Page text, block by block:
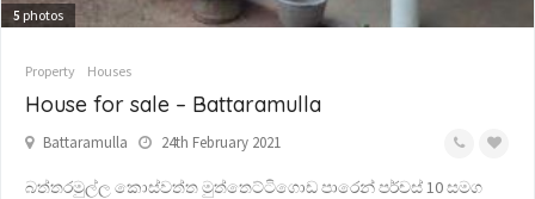
5 photos
Property Houses
House for sale – Battaramulla
Battaramulla 24th February 2021
බත්තරමුල්ල කොස්වත්ත මුත්තෙට්ටිගොඩ පාරෙන් පර්චස් 10 සමග